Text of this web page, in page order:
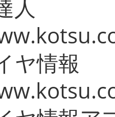
人
ヤ情報